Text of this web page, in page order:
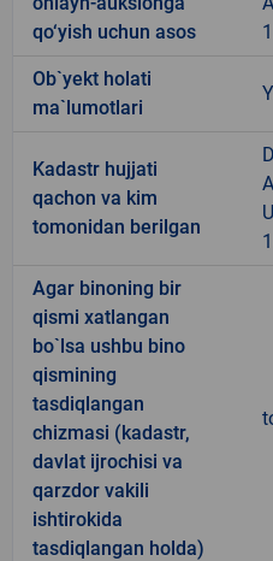
qo‘yish uchun asos
Ob`yekt holati
ma`lumotlari
Kadastr hujjati
qachon va kim
tomonidan berilgan
Agar binoning bir
qismi xatlangan
bo`lsa ushbu bino
qismining
tasdiqlangan
chizmasi (kadastr,
davlat ijrochisi va
qarzdor vakili
ishtirokida
tasdiqlangan holda)